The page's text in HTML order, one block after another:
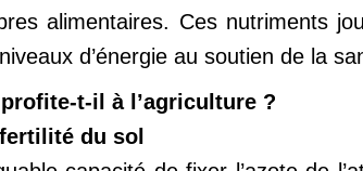
alimentaires. Ces nutriments
d’énergie au soutien de la
t-il à l’agriculture ?
du sol